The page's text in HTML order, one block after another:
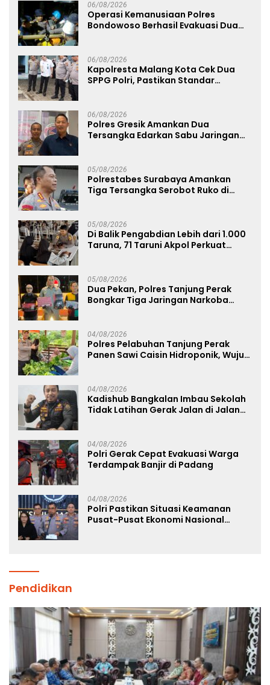
06/08/2026
Operasi Kemanusiaan Polres
Bondowoso Berhasil Evakuasi Dua
06/08/2026
Kapolresta Malang Kota Cek Dua
SPPG Polri, Pastikan Standar
06/08/2026
Polres Gresik Amankan Dua
Tersangka Edarkan Sabu Jaringan
05/08/2026
Polrestabes Surabaya Amankan
Tiga Tersangka Serobot Ruko di
05/08/2026
Di Balik Pengabdian Lebih dari 1.000
Taruna, 71 Taruni Akpol Perkuat
05/08/2026
Dua Pekan, Polres Tanjung Perak
Bongkar Tiga Jaringan Narkoba
04/08/2026
Polres Pelabuhan Tanjung Perak
Panen Sawi Caisin Hidroponik, Wujud
04/08/2026
Kadishub Bangkalan Imbau Sekolah
Tidak Latihan Gerak Jalan di Jalan
04/08/2026
Polri Gerak Cepat Evakuasi Warga
Terdampak Banjir di Padang
04/08/2026
Polri Pastikan Situasi Keamanan
Pusat-Pusat Ekonomi Nasional
Pendidikan